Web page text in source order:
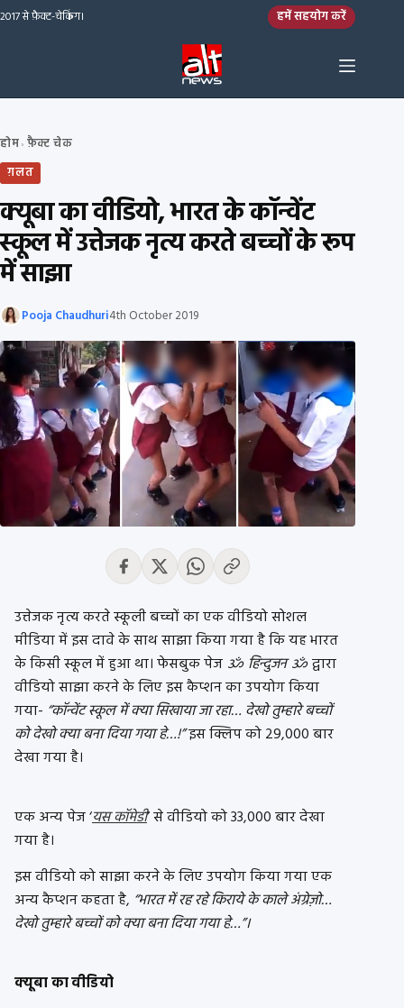
Skip to content
2017 से फ़ैक्ट-चेकिंग। हमें सहयोग करें
होम› फ़ैक्ट चेक
ग़लत
क्यूबा का वीडियो, भारत के कॉन्वेंट
स्कूल में उत्तेजक नृत्य करते बच्चों के रूप
में साझा
Pooja Chaudhuri4th October 2019
उत्तेजक नृत्य करते स्कूली बच्चों का एक वीडियो सोशल
मीडिया में इस दावे के साथ साझा किया गया है कि यह भारत
के किसी स्कूल में हुआ था। फेसबुक पेज ॐ हिन्दुजन ॐद्वारा
वीडियो साझा करने के लिए इस कैप्शन का उपयोग किया
गया- “कॉन्वेंट स्कूल में क्या सिखाया जा रहा… देखो तुम्हारे बच्चों
को देखो क्या बना दिया गया हे…!”इस क्लिप को 29,000 बार
देखा गया है।
एक अन्य पेज ‘यस कॉमेडी’ से वीडियो को 33,000 बार देखा
गया है।
इस वीडियो को साझा करने के लिए उपयोग किया गया एक
अन्य कैप्शन कहता है, “भारत में रह रहे किराये के काले अंग्रेज़ो…
देखो तुम्हारे बच्चों को क्या बना दिया गया हे…”।
क्यूबा का वीडियो